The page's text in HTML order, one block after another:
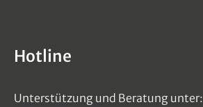
Hotline
Unterstützung und Beratung unter: